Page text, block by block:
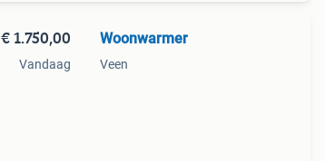
€ 1.750,00
Vandaag
Woonwarmer
Veen